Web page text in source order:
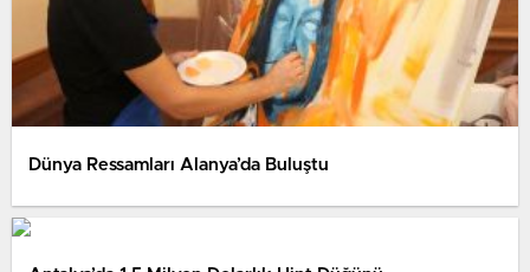
Dünya Ressamları Alanya’da Buluştu